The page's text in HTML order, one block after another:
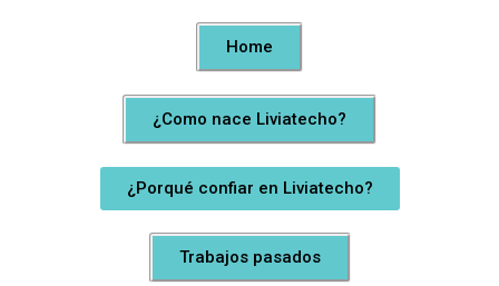
Home
¿Como nace Liviatecho?
¿Porqué confiar en Liviatecho?
Trabajos pasados